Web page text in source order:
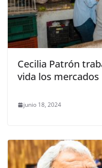
Cecilia Patrón
vida los mercados
junio 18, 2024